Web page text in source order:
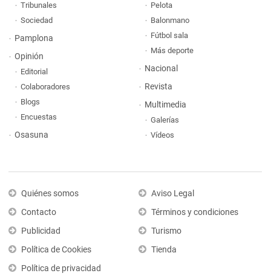
Tribunales
Sociedad
Pamplona
Opinión
Editorial
Colaboradores
Blogs
Encuestas
Osasuna
Pelota
Balonmano
Fútbol sala
Más deporte
Nacional
Revista
Multimedia
Galerías
Vídeos
Quiénes somos
Contacto
Publicidad
Política de Cookies
Política de privacidad
Aviso Legal
Términos y condiciones
Turismo
Tienda